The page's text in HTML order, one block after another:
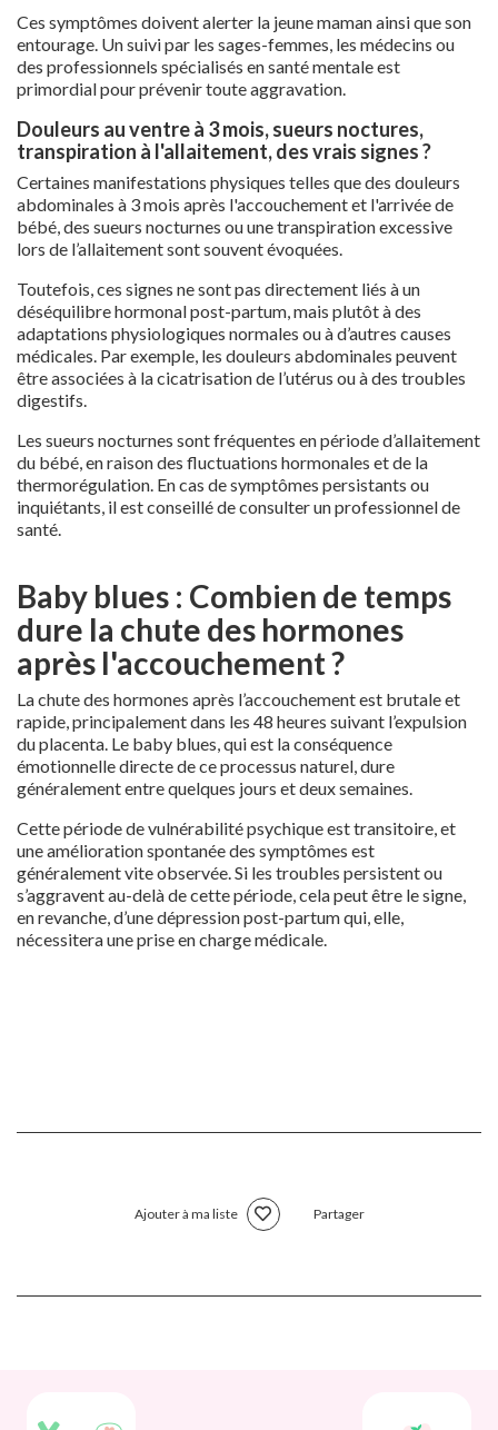
Ces symptômes doivent alerter la jeune maman ainsi que son
entourage. Un suivi par les sages-femmes, les médecins ou
des professionnels spécialisés en santé mentale est
primordial pour prévenir toute aggravation.
Douleurs au ventre à 3 mois, sueurs noctures,
transpiration à l'allaitement, des vrais signes ?
Certaines manifestations physiques telles que des douleurs
abdominales à 3 mois après l'accouchement et l'arrivée de
bébé, des sueurs nocturnes ou une transpiration excessive
lors de l’allaitement sont souvent évoquées.
Toutefois, ces signes ne sont pas directement liés à un
déséquilibre hormonal post-partum, mais plutôt à des
adaptations physiologiques normales ou à d’autres causes
médicales. Par exemple, les douleurs abdominales peuvent
être associées à la cicatrisation de l’utérus ou à des troubles
digestifs.
Les sueurs nocturnes sont fréquentes en période d’allaitement
du bébé, en raison des fluctuations hormonales et de la
thermorégulation. En cas de symptômes persistants ou
inquiétants, il est conseillé de consulter un professionnel de
santé.
Baby blues : Combien de temps
dure la chute des hormones
après l'accouchement ?
La chute des hormones après l’accouchement est brutale et
rapide, principalement dans les 48 heures suivant l’expulsion
du placenta. Le baby blues, qui est la conséquence
émotionnelle directe de ce processus naturel, dure
généralement entre quelques jours et deux semaines.
Cette période de vulnérabilité psychique est transitoire, et
une amélioration spontanée des symptômes est
généralement vite observée. Si les troubles persistent ou
s’aggravent au-delà de cette période, cela peut être le signe,
en revanche, d’une dépression post-partum qui, elle,
nécessitera une prise en charge médicale.
Ajouter à ma liste Partager